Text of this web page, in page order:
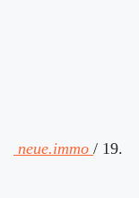
neue.immo / 19.